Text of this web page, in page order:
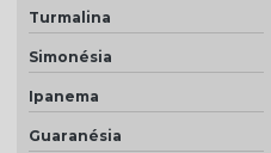
Turmalina
Simonésia
Ipanema
Guaranésia